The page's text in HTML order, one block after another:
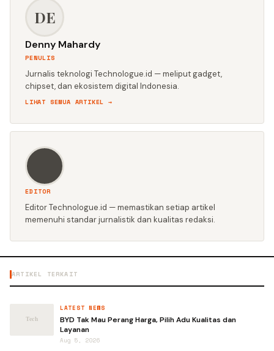
DE
Denny Mahardy
PENULIS
Jurnalis teknologi Technologue.id — meliput gadget,
chipset, dan ekosistem digital Indonesia.
LIHAT SEMUA ARTIKEL →
EDITOR
Editor Technologue.id — memastikan setiap artikel
memenuhi standar jurnalistik dan kualitas redaksi.
ARTIKEL TERKAIT
LATEST NEWS
BYD Tak Mau Perang Harga, Pilih Adu Kualitas dan
Layanan
Aug 5, 2026